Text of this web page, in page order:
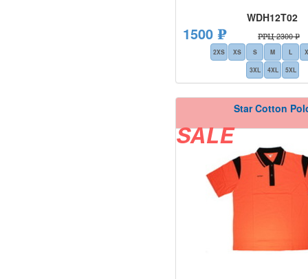
WDH12T02
1500 ₽ РРЦ 2300 ₽
2XS XS S M L
3XL
4XL 5XL
Star Cotton
SALE